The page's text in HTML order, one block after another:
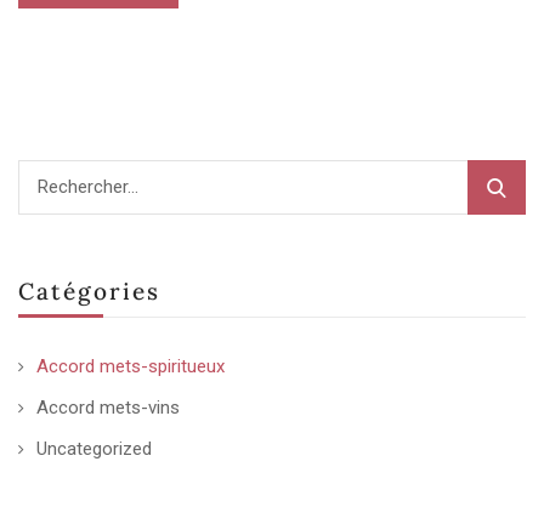
Catégories
Accord mets-spiritueux
Accord mets-vins
Uncategorized